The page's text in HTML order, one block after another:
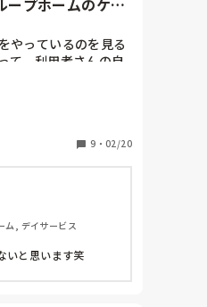
やっているのを見る
て、利用者さんの自
をお手伝いして、本
し、利用者さんは洗
になっておられ、
、休憩する時間ない
んは座ってテレビ見
ホームも、同じ人員
なぜ、あんなに理想
9 ・ 02/20
ム, デイサービス